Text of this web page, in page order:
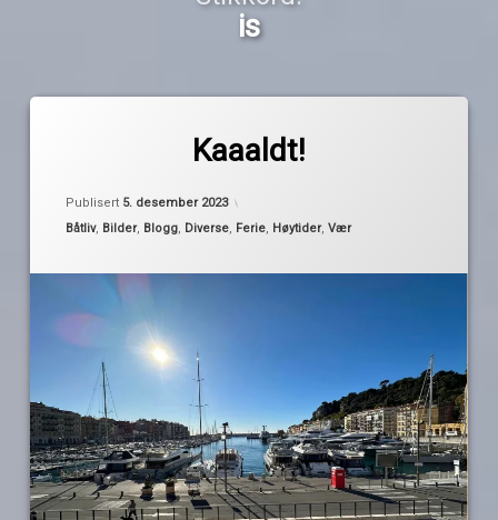
is
Kaaaldt!
Publisert 5. desember 2023
Kategorier:
Båtliv, Bilder, Blogg, Diverse, Ferie, Høytider,Vær
ferie
høst
planlegging
strömstad
vinter